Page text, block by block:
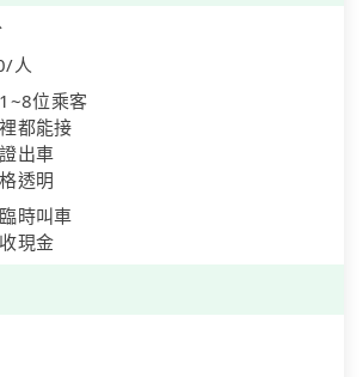
人
位乘客
都能接
出車
透明
時叫車
現金